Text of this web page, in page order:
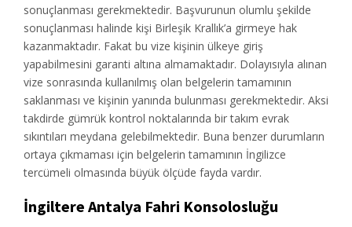
sonuçlanması gerekmektedir. Başvurunun olumlu şekilde
sonuçlanması halinde kişi Birleşik Krallık’a girmeye hak
kazanmaktadır. Fakat bu vize kişinin ülkeye giriş
yapabilmesini garanti altına almamaktadır. Dolayısıyla alınan
vize sonrasında kullanılmış olan belgelerin tamamının
saklanması ve kişinin yanında bulunması gerekmektedir. Aksi
takdirde gümrük kontrol noktalarında bir takım evrak
sıkıntıları meydana gelebilmektedir. Buna benzer durumların
ortaya çıkmaması için belgelerin tamamının İngilizce
tercümeli olmasında büyük ölçüde fayda vardır.
İngiltere Antalya Fahri Konsolosluğu